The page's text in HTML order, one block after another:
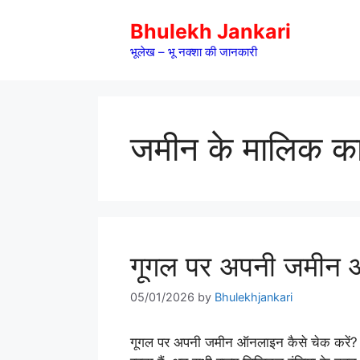
Bhulekh Jankari
भूलेख – भू नक्शा की जानकारी
जमीन के मालिक
गूगल पर अपनी
05/01/2026 by Bhulekhjankari
गूगल पर अपनी जमीन ऑनलाइन कैसे चेक करें? :